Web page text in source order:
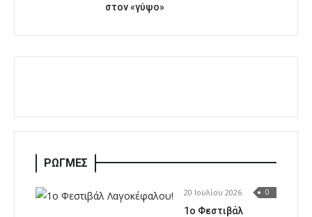
στον «γύψο»
ΡΩΓΜΕΣ
20 Ιουλίου 2026 0
1o Φεστιβάλ